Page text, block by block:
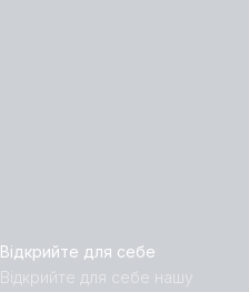
Відкрийте для себе
Відкрийте для себе нашу